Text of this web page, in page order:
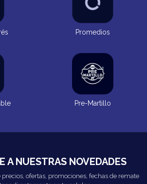
Promedios
Pre-Martillo
A NUESTRAS NOVEDADES
ofertas, promociones, fechas de remate